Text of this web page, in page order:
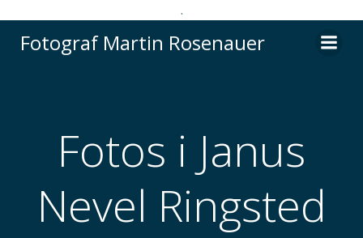
.
til
Fotograf Martin Rosenauer
Fotos i Janus
Nevel Ringsted